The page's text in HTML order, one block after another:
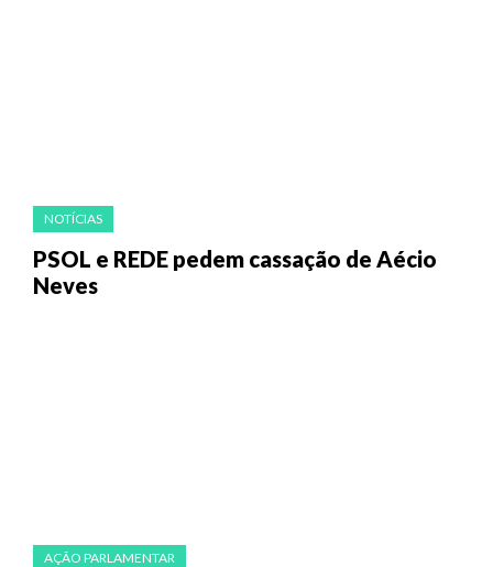
NOTÍCIAS
PSOL e REDE pedem cassação de Aécio
Neves
AÇÃO PARLAMENTAR